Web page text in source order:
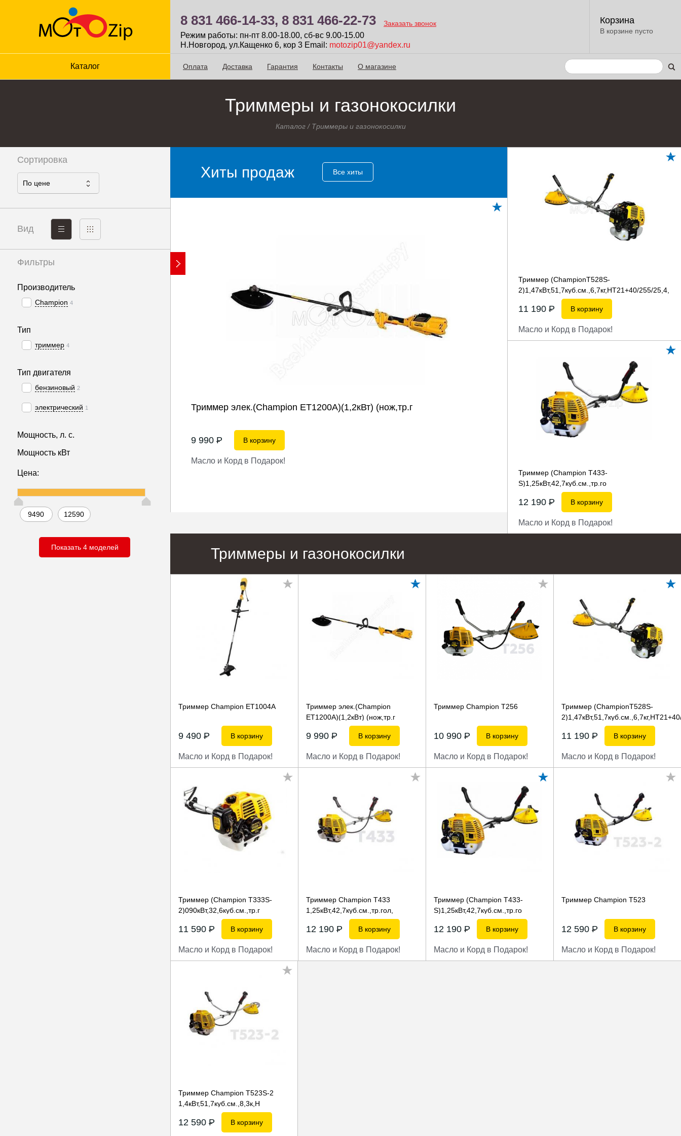
8 831 466-14-33, 8 831 466-22-73 Заказать звонок
Режим работы: пн-пт 8.00-18.00, сб-вc 9.00-15.00
Н.Новгород, ул.Кащенко 6, кор 3 Email: motozip01@yandex.ru
Корзина
В корзине пусто
Каталог Оплата Доставка Гарантия Контакты О магазине
Триммеры и газонокосилки
Каталог/ Триммеры и газонокосилки
Сортировка
По ценe
Вид
Фильтры
Производитель
Champion 4
Тип
триммер 4
Тип двигателя
бензиновый 2
электрический 1
Мощность, л. с.
Мощность кВт
Цена:
Хиты продаж Все хиты
Триммер элек.(Champion ET1200A)(1,2кВт) (нож,тр.г
9 990 P В корзину
Масло и Корд в Подарок!
Триммер (ChampionT528S-
2)1,47кВт,51,7куб.см.,6,7кг,НТ21+40/255/25,4,
11 190 P В корзину
Масло и Корд в Подарок!
Триммер (Champion T433-
S)1,25кВт,42,7куб.см.,тр.го
12 190 P В корзину
Масло и Корд в Подарок!
Триммеры и газонокосилки
Триммер Champion ET1004A
9 490P В корзину
Масло и Корд в Подарок!
Триммер элек.(Champion
ET1200A)(1,2кВт) (нож,тр.г
9 990P В корзину
Масло и Корд в Подарок!
Триммер Champion T256
10 990P В корзину
Масло и Корд в Подарок!
Триммер (ChampionT528S-
11 190P В корзину
Масло и Корд в Подарок!
Триммер (Champion T333S-
2)090кВт,32,6куб.см.,тр.г
11 590P В корзину
Масло и Корд в Подарок!
Триммер Champion T433
1,25кВт,42,7куб.см.,тр.гол,
12 190P В корзину
Масло и Корд в Подарок!
Триммер (Champion T433-
S)1,25кВт,42,7куб.см.,тр.го
12 190P В корзину
Масло и Корд в Подарок!
Триммер Champion T523
12 590P В корзину
Масло и Корд в Подарок!
Триммер Champion T523S-2
1,4кВт,51,7куб.см.,8,3к,Н
12 590 P В корзину